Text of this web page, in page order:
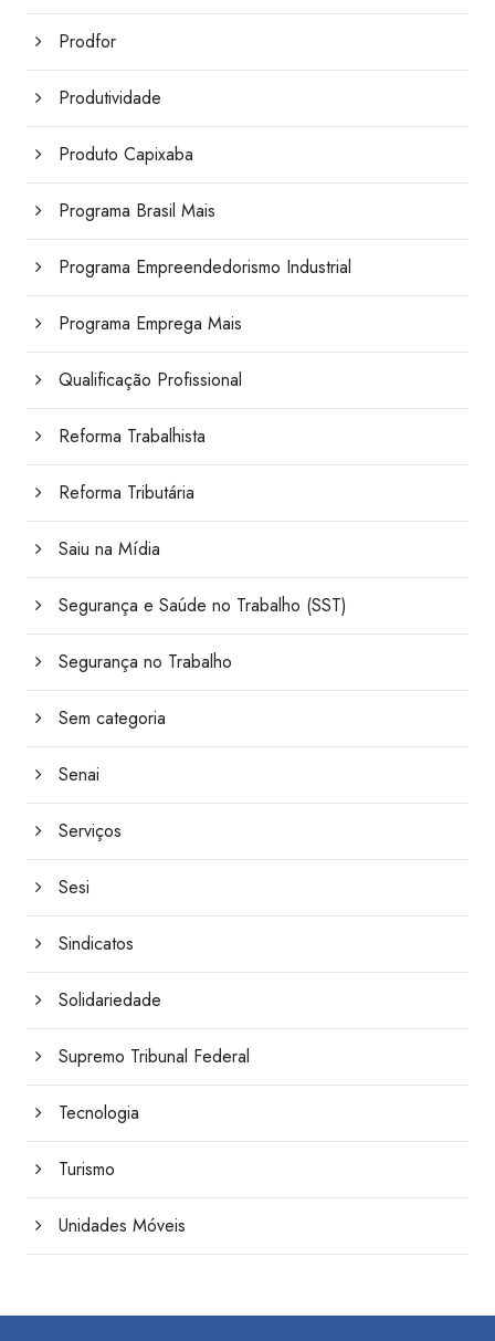
Prodfor
Produtividade
Produto Capixaba
Programa Brasil Mais
Programa Empreendedorismo Industrial
Programa Emprega Mais
Qualificação Profissional
Reforma Trabalhista
Reforma Tributária
Saiu na Mídia
Segurança e Saúde no Trabalho (SST)
Segurança no Trabalho
Sem categoria
Senai
Serviços
Sesi
Sindicatos
Solidariedade
Supremo Tribunal Federal
Tecnologia
Turismo
Unidades Móveis